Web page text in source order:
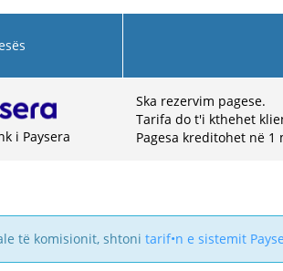
i Paysera
Ska rezervim pagese.
Tarifa do t'i kthehet
Pagesa kreditohet në 1
të komisionit, shtoni tarif•n e sistemit